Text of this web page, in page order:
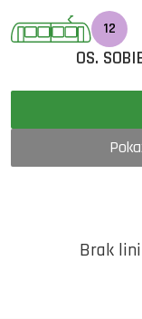
12
OS.
Brak